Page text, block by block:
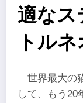
適なス
トル
世界最大の
して、もう20